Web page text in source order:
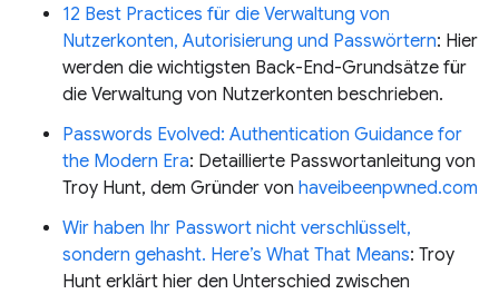
12 Best Practices für die Verwaltung von
Nutzerkonten, Autorisierung und Passwörtern: Hier
werden die wichtigsten Back-End-Grundsätze für
die Verwaltung von Nutzerkonten beschrieben.
Passwords Evolved: Authentication Guidance for
the Modern Era: Detaillierte Passwortanleitung von
Troy Hunt, dem Gründer von haveibeenpwned.com
Wir haben Ihr Passwort nicht verschlüsselt,
sondern gehasht. Here’s What That Means: Troy
Hunt erklärt hier den Unterschied zwischen